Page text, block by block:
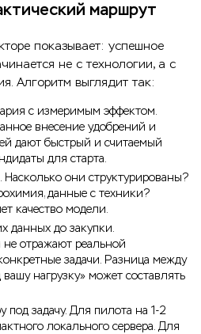
маршрут
показывает: успешное
не с технологии, а с
Алгоритм выглядит так:
с измеримым эффектом.
внесение удобрений и
дают быстрый и считаемый
для старта.
Насколько они структурированы?
данные с техники?
качество модели.
данных до закупки.
отражают реальной
задачи. Разница между
нагрузку» может составлять
под задачу. Для пилота на 1-2
локального сервера. Для